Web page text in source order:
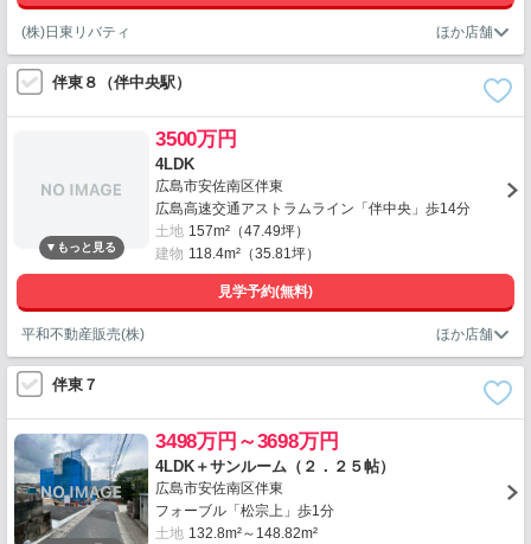
(株)日東リバティ
伴東８（伴中央駅）
3500万円
4LDK
広島市安佐南区伴東
広島高速交通アストラムライン「伴中央」歩14分
土地 157m²（47.49坪）
建物 118.4m²（35.81坪）
見学予約(無料)
平和不動産販売(株)
伴東７
3498万円～3698万円
4LDK＋サンルーム（２．２５帖）
広島市安佐南区伴東
フォーブル「松宗上」歩1分
土地 132.8m²～148.82m²